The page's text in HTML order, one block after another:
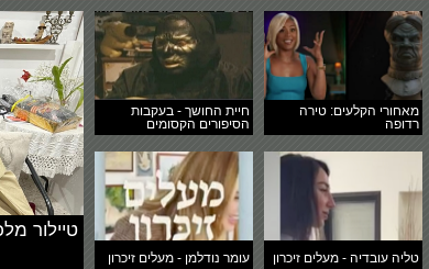
מאחורי הקלעים: טירה
רדופה
חיית החושך - בעקבות
הסיפורים הקסומים
טליה עובדיה - מעלים זיכרון עומר נודלמן - מעלים זיכרון
טיילור
הביכורים בספורט: הצעירים שהולכים